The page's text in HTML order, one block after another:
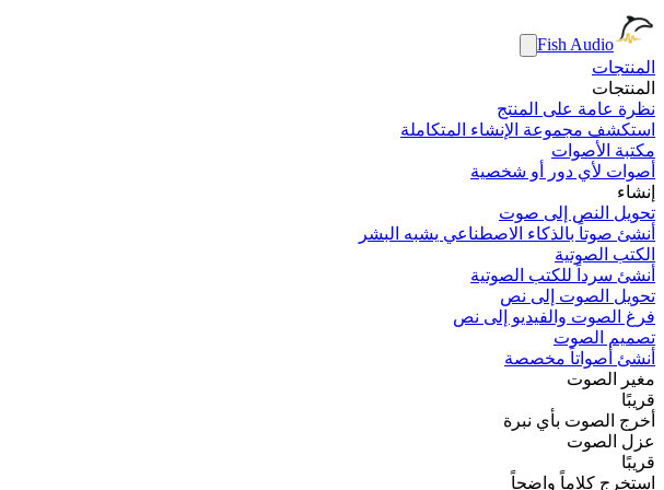
Fish Audio
المنتجات
المنتجات
نظرة عامة على المنتج
استكشف مجموعة الإنشاء المتكاملة
مكتبة الأصوات
أصوات لأي دور أو شخصية
إنشاء
تحويل النص إلى صوت
أنشئ صوتاً بالذكاء الاصطناعي يشبه البشر
الكتب الصوتية
أنشئ سرداً للكتب الصوتية
تحويل الصوت إلى نص
فرغ الصوت والفيديو إلى نص
تصميم الصوت
أنشئ أصواتاً مخصصة
مغير الصوت
قريبًا
أخرج الصوت بأي نبرة
عزل الصوت
قريبًا
استخرج كلاماً واضحاً